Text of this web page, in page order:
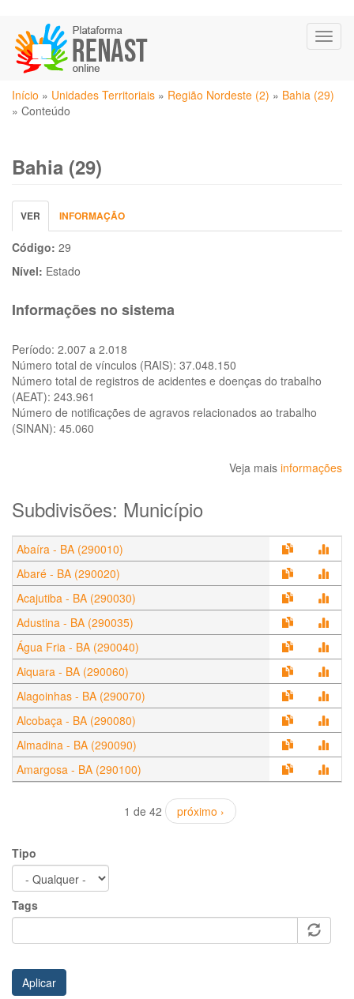
para
conteúdo
principal
Você
está
Início » Unidades Territoriais » Região Nordeste (2) » Bahia (29)
» Conteúdo
Bahia (29)
Abas
primárias
VER (ABA
ATIVA)
INFORMAÇÃO
Código: 29
Nível: Estado
Informações no sistema
Período: 2.007 a 2.018
Número total de vínculos (RAIS): 37.048.150
Número total de registros de acidentes e doenças do trabalho
(AEAT): 243.961
Número de notificações de agravos relacionados ao trabalho
(SINAN): 45.060
Veja mais informações
Subdivisões: Município
Abaíra - BA (290010)
Abaré - BA (290020)
Acajutiba - BA (290030)
Adustina - BA (290035)
Água Fria - BA (290040)
Aiquara - BA (290060)
Alagoinhas - BA (290070)
Alcobaça - BA (290080)
Almadina - BA (290090)
Amargosa - BA (290100)
1 de 42 próximo ›
Tipo
Tags
Aplicar